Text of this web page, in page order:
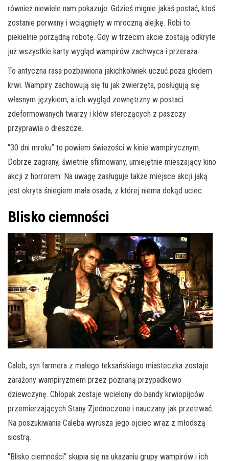
również niewiele nam pokazuje. Gdzieś mignie jakaś postać, ktoś
zostanie porwany i wciągnięty w mroczną alejkę. Robi to
piekielnie porządną robotę. Gdy w trzecim akcie zostają odkryte
już wszystkie karty wygląd wampirów zachwyca i przeraża.
To antyczna rasa pozbawiona jakichkolwiek uczuć poza głodem
krwi. Wampiry zachowują się tu jak zwierzęta, posługują się
własnym językiem, a ich wygląd zewnętrzny w postaci
zdeformowanych twarzy i kłów sterczących z paszczy
przyprawia o dreszcze.
“30 dni mroku” to powiem świeżości w kinie wampirycznym.
Dobrze zagrany, świetnie sfilmowany, umiejętnie mieszający kino
akcji z horrorem. Na uwagę zasługuje także miejsce akcji jaką
jest okryta śniegiem mała osada, z której niema dokąd uciec.
Blisko ciemności
Caleb, syn farmera z małego teksańskiego miasteczka zostaje
zarażony wampiryzmem przez poznaną przypadkowo
dziewczynę. Chłopak zostaje wcielony do bandy krwiopijców
przemierzających Stany Zjednoczone i nauczany jak przetrwać.
Na poszukiwania Caleba wyrusza jego ojciec wraz z młodszą
siostrą.
“Blisko ciemności” skupia się na ukazaniu grupy wampirów i ich